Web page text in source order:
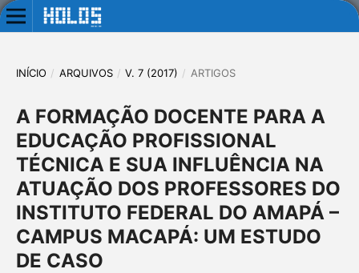
INÍCIO / ARQUIVOS / V. 7 (2017) / ARTIGOS
A FORMAÇÃO DOCENTE PARA A
EDUCAÇÃO PROFISSIONAL
TÉCNICA E SUA INFLUÊNCIA NA
ATUAÇÃO DOS PROFESSORES DO
INSTITUTO FEDERAL DO AMAPÁ –
CAMPUS MACAPÁ: UM ESTUDO
DE CASO